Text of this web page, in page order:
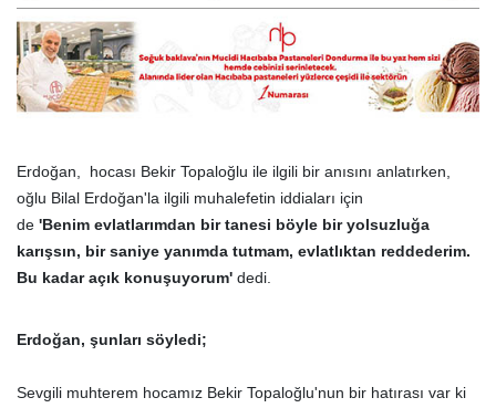
Erdoğan, hocası Bekir Topaloğlu ile ilgili bir anısını anlatırken,
oğlu Bilal Erdoğan'la ilgili muhalefetin iddiaları için
de 'Benim evlatlarımdan bir tanesi böyle bir yolsuzluğa
karışsın, bir saniye yanımda tutmam, evlatlıktan reddederim.
Bu kadar açık konuşuyorum' dedi.
Erdoğan, şunları söyledi;
Sevgili muhterem hocamız Bekir Topaloğlu'nun bir hatırası var ki